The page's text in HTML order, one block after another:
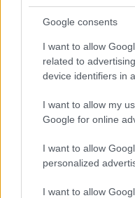
Google consents
I want to allow
related to
device identifiers in
I want to allow my
Google for online
I want to allow
personalized
I want to allow
vengono spesi i
probabilmente,